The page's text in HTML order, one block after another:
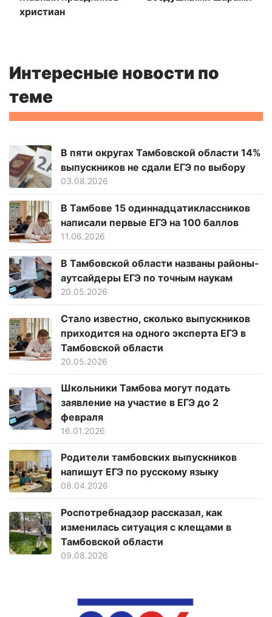
христиан
Интересные новости по
теме
В пяти округах Тамбовской области 14%
выпускников не сдали ЕГЭ по выбору
03.08.2026
В Тамбове 15 одиннадцатиклассников
написали первые ЕГЭ на 100 баллов
11.06.2026
В Тамбовской области названы районы-
аутсайдеры ЕГЭ по точным наукам
20.05.2026
Стало известно, сколько выпускников
приходится на одного эксперта ЕГЭ в
Тамбовской области
20.05.2026
Школьники Тамбова могут подать
заявление на участие в ЕГЭ до 2
февраля
16.01.2026
Родители тамбовских выпускников
напишут ЕГЭ по русскому языку
08.04.2026
Роспотребнадзор рассказал, как
изменилась ситуация с клещами в
Тамбовской области
09.08.2026